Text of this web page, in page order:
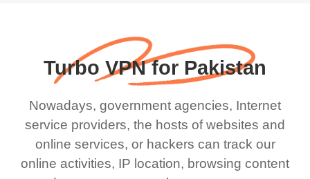
Turbo VPN for Pakistan
Nowadays, government agencies, Internet
service providers, the hosts of websites and
online services, or hackers can track our
online activities, IP location, browsing content